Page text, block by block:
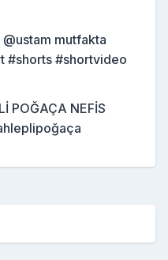
@ustam mutfakta
#shorts #shortvideo
POĞAÇA NEFİS